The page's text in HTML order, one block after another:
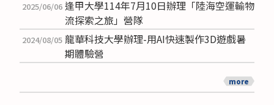
逢甲大學114年7月10日辦理「陸海空運輸物
流探索之旅」營隊
2025/06/06
龍華科技大學辦理-用AI快速製作3D遊戲暑
期體驗營
2024/08/05
more